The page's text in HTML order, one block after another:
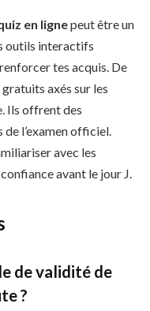
en lignepeut être un
outils interactifs
tes acquis. De
axés sur les
Ils offrent des
l’examen officiel.
avec les
avant le jour J.
de validité de
?